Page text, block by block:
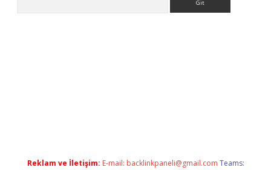
Reklam ve İletişim: E-mail: backlinkpaneli@gmail.com Teams: